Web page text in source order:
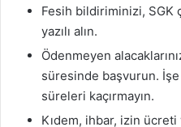
Fesih bildiriminizi, SGK
yazılı alın.
Ödenmeyen
süresinde başvurun.
süreleri kaçırmayın.
Kıdem, ihbar, izin